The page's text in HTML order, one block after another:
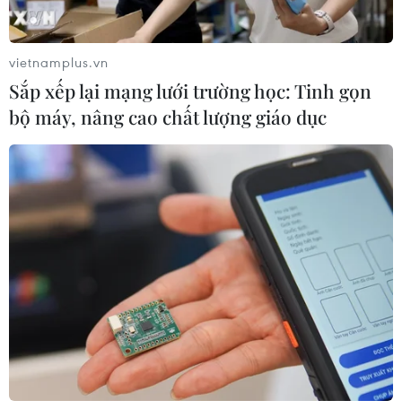
vietnamplus.vn
Sắp xếp lại mạng lưới trường học: Tinh gọn
bộ máy, nâng cao chất lượng giáo dục